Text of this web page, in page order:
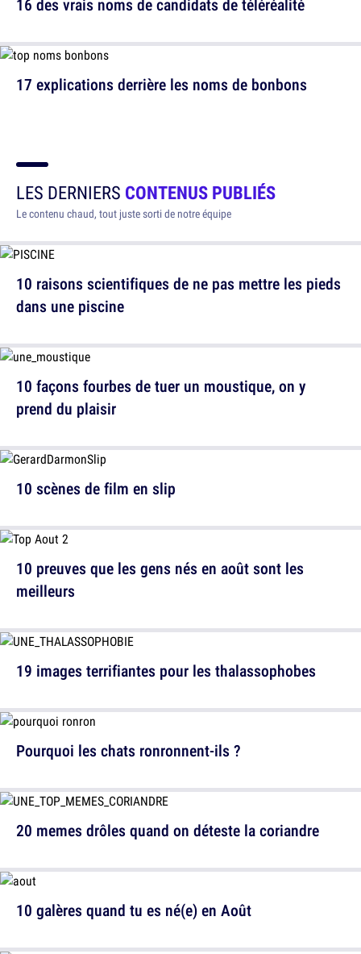
17 explications derrière les noms de bonbons
16 des vrais noms de candidats de téléréalité
LES DERNIERS CONTENUS PUBLIÉS
Le contenu chaud, tout juste sorti de notre équipe
10 raisons scientifiques de ne pas mettre les pieds
dans une piscine
10 scènes de film en slip
19 images terrifiantes pour les thalassophobes
20 memes drôles quand on déteste la coriandre
10 façons fourbes de tuer un moustique, on y
prend du plaisir
10 preuves que les gens nés en août sont les
meilleurs
Pourquoi les chats ronronnent-ils ?
10 galères quand tu es né(e) en Août